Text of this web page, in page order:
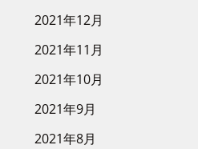
2021年12月
2021年11月
2021年10月
2021年9月
2021年8月